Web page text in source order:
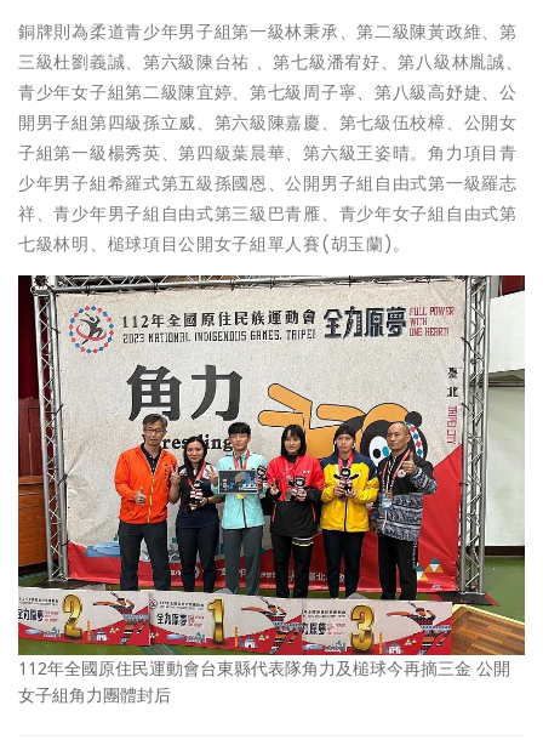
銅牌則為柔道青少年男子組第一級林秉承、第二級陳黃政維、第
三級杜劉義誠、第六級陳台祐 、第七級潘宥好、第八級林胤誠、
青少年女子組第二級陳宜婷、第七級周子寧、第八級高妤婕、公
開男子組第四級孫立威、第六級陳嘉慶、第七級伍校樟、公開女
子組第一級楊秀英、第四級葉晨華、第六級王姿晴。角力項目青
少年男子組希羅式第五級孫國恩、公開男子組自由式第一級羅志
祥、青少年男子組自由式第三級巴青雁、青少年女子組自由式第
七級林明、槌球項目公開女子組單人賽(胡玉蘭)。
112年全國原住民運動會台東縣代表隊角力及槌球今再摘三金 公開
女子組角力團體封后